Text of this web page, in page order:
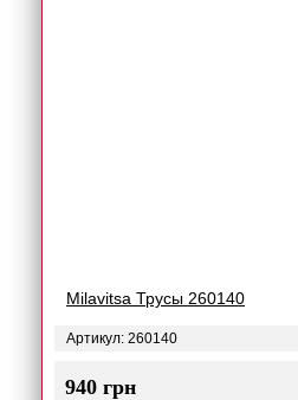
Milavitsa Трусы 260140
Артикул: 260140
940 грн